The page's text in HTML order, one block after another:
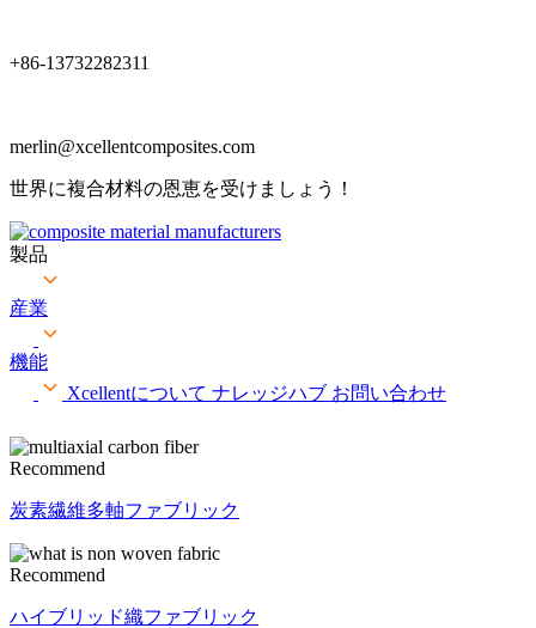
+86-13732282311
merlin@xcellentcomposites.com
世界に複合材料の恩恵を受けましょう！
製品
産業
機能
Xcellentについて ナレッジハブ お問い合わせ
Recommend
炭素繊維多軸ファブリック
Recommend
ハイブリッド織ファブリック